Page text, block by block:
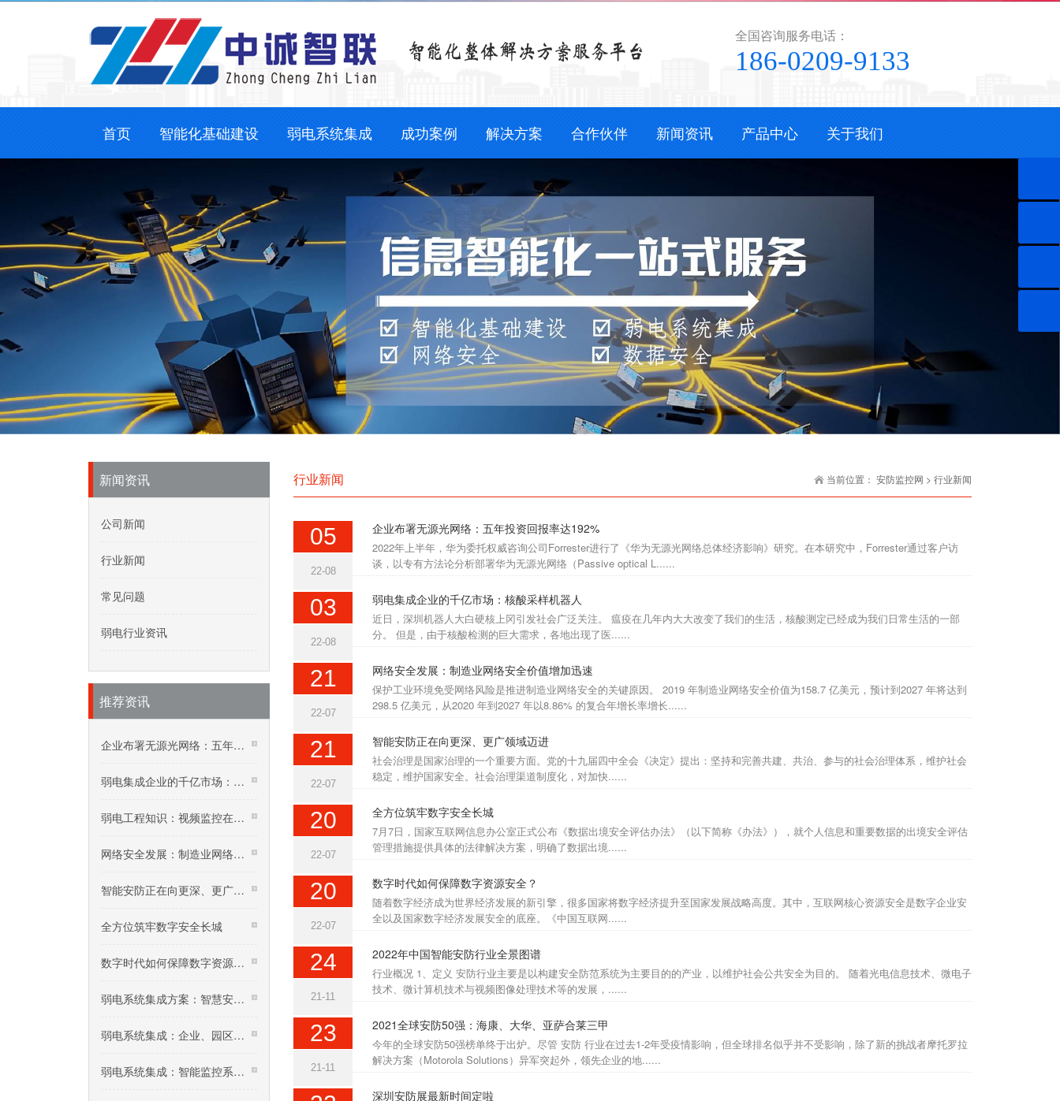
全国咨询服务电话：
186-0209-9133
首页 智能化基础建设 弱电系统集成 成功案例 解决方案 合作伙伴 新闻资讯 产品中心 关于我们
当前位置： 安防监控网 > 行业新闻
行业新闻
05
22-08
企业布署无源光网络：五年投资回报率达192%
2022年上半年，华为委托权威咨询公司Forrester进行了《华为无源光网络总体经济影响》研究。在本研究中，Forrester通过客户访
谈，以专有方法论分析部署华为无源光网络（Passive optical L......
03
22-08
弱电集成企业的千亿市场：核酸采样机器人
近日，深圳机器人大白硬核上冈引发社会广泛关注。 瘟疫在几年内大大改变了我们的生活，核酸测定已经成为我们日常生活的一部
分。 但是，由于核酸检测的巨大需求，各地出现了医......
21
22-07
网络安全发展：制造业网络安全价值增加迅速
保护工业环境免受网络风险是推进制造业网络安全的关键原因。 2019 年制造业网络安全价值为158.7 亿美元，预计到2027 年将达到
298.5 亿美元，从2020 年到2027 年以8.86% 的复合年增长率增长......
21
22-07
智能安防正在向更深、更广领域迈进
社会治理是国家治理的一个重要方面。党的十九届四中全会《决定》提出：坚持和完善共建、共治、参与的社会治理体系，维护社会
稳定，维护国家安全。社会治理渠道制度化，对加快......
20
22-07
全方位筑牢数字安全长城
7月7日，国家互联网信息办公室正式公布《数据出境安全评估办法》（以下简称《办法》），就个人信息和重要数据的出境安全评估
管理措施提供具体的法律解决方案，明确了数据出境......
20
22-07
数字时代如何保障数字资源安全？
随着数字经济成为世界经济发展的新引擎，很多国家将数字经济提升至国家发展战略高度。其中，互联网核心资源安全是数字企业安
全以及国家数字经济发展安全的底座。《中国互联网......
24
21-11
2022年中国智能安防行业全景图谱
行业概况 1、定义 安防行业主要是以构建安全防范系统为主要目的的产业，以维护社会公共安全为目的。 随着光电信息技术、微电子
技术、微计算机技术与视频图像处理技术等的发展，......
23
21-11
2021全球安防50强：海康、大华、亚萨合莱三甲
今年的全球安防50强榜单终于出炉。尽管 安防 行业在过去1-2年受疫情影响，但全球排名似乎并不受影响，除了新的挑战者摩托罗拉
解决方案（Motorola Solutions）异军突起外，领先企业的地......
深圳安防展最新时间定啦
新闻资讯
公司新闻
行业新闻
常见问题
弱电行业资讯
推荐资讯
企业布署无源光网络：五年投资回报率达192%
弱电集成企业的千亿市场：核酸采样机器人
弱电工程知识：视频监控在高温下要怎么保养？
网络安全发展：制造业网络安全价值增加迅速
智能安防正在向更深、更广领域迈进
全方位筑牢数字安全长城
数字时代如何保障数字资源安全？
弱电系统集成方案：智慧安防平安小区建设，社
弱电系统集成：企业、园区无线WLAN网络建设规划
弱电系统集成：智能监控系统技术交底